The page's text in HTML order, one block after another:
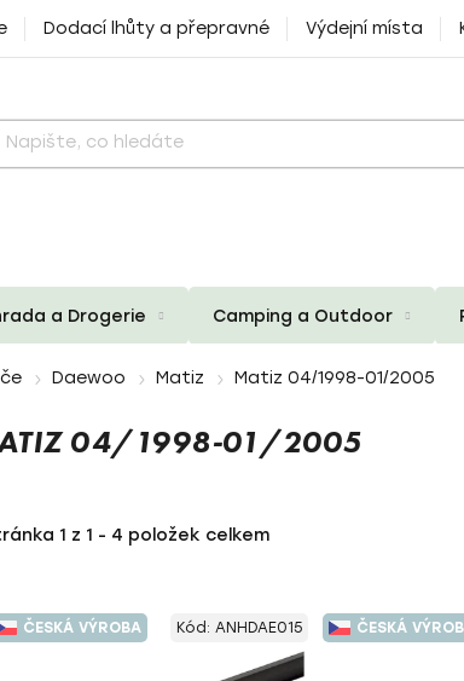
Dodací lhůty a přepravné Výdejní místa
a Drogerie Camping a Outdoor
Daewoo Matiz Matiz 04/1998-01/2005
04/1998-01/2005
1 z 1 - 4 položek celkem
ČESKÁ VÝROBA Kód: ANHDAE015 ČESKÁ